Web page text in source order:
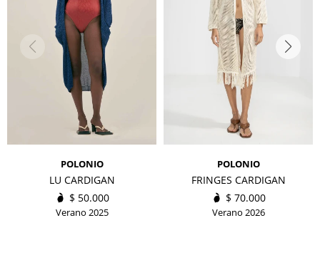
POLONIO
LU CARDIGAN
$ 50.000
Verano 2025
POLONIO
FRINGES CARDIGAN
$ 70.000
Verano 2026